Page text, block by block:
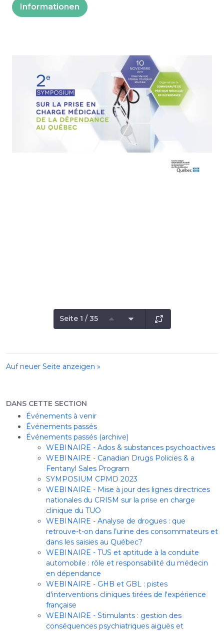
Informationen
Seite 1 / 35
Auf neuer Seite anzeigen »
DANS CETTE SECTION
Événements à venir
Événements passés
Événements passés (archive)
WEBINAIRE - Ados & substances psychoactives
WEBINAIRE - Canadian Drugs Policies & a
Fentanyl Sales Program
SYMPOSIUM CPMD 2023
WEBINAIRE - Mise à jour des lignes directrices
nationales du CRISM sur la prise en charge
clinique du TUO
WEBINAIRE - Analyse de drogues : que
retrouve-t-on dans l’urine des consommateurs et
dans les saisies au Québec?
WEBINAIRE - TUS et aptitude à la conduite
automobile : rôle et responsabilité du médecin
en dépendance
WEBINAIRE - GHB et GBL : pistes
d'interventions cliniques tirées de l'expérience
française
WEBINAIRE - Stimulants : gestion des
conséquences psychiatriques aiguës et